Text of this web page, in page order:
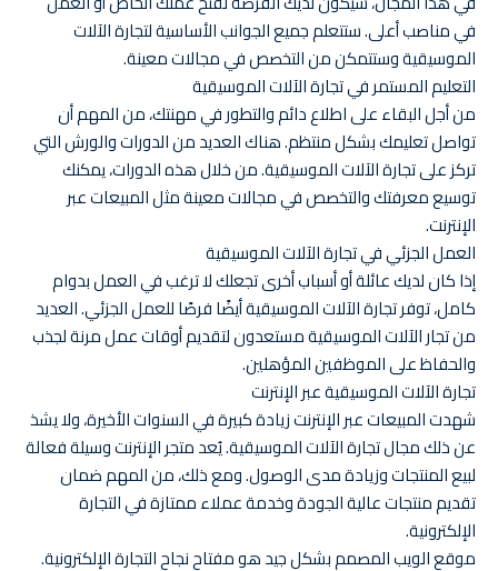
في مناصب أعلى. ستتعلم جميع الجوانب الأساسية لتجارة الآلات
الموسيقية وستتمكن من التخصص في مجالات معينة.
التعليم المستمر في تجارة الآلات الموسيقية
من أجل البقاء على اطلاع دائم والتطور في مهنتك، من المهم أن
تواصل تعليمك بشكل منتظم. هناك العديد من الدورات والورش التي
تركز على تجارة الآلات الموسيقية. من خلال هذه الدورات، يمكنك
توسيع معرفتك والتخصص في مجالات معينة مثل المبيعات عبر
الإنترنت.
العمل الجزئي في تجارة الآلات الموسيقية
إذا كان لديك عائلة أو أسباب أخرى تجعلك لا ترغب في العمل بدوام
كامل، توفر تجارة الآلات الموسيقية أيضًا فرصًا للعمل الجزئي. العديد
من تجار الآلات الموسيقية مستعدون لتقديم أوقات عمل مرنة لجذب
والحفاظ على الموظفين المؤهلين.
تجارة الآلات الموسيقية عبر الإنترنت
شهدت المبيعات عبر الإنترنت زيادة كبيرة في السنوات الأخيرة، ولا يشذ
عن ذلك مجال تجارة الآلات الموسيقية. يُعد متجر الإنترنت وسيلة فعالة
لبيع المنتجات وزيادة مدى الوصول. ومع ذلك، من المهم ضمان
تقديم منتجات عالية الجودة وخدمة عملاء ممتازة في التجارة
الإلكترونية.
موقع الويب المصمم بشكل جيد هو مفتاح نجاح التجارة الإلكترونية.